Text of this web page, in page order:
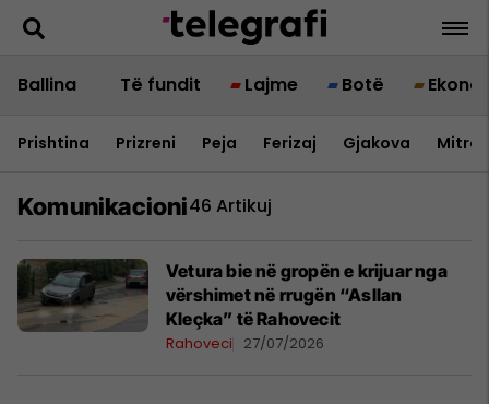
Ballina Të fundit Lajme Botë
Prishtina Prizreni Peja Ferizaj Gjakova
Komunikacioni46 Artikuj
Vetura bie në gropën e krijuar nga
vërshimet në rrugën “Asllan
Kleçka” të Rahovecit
Rahoveci 27/07/2026